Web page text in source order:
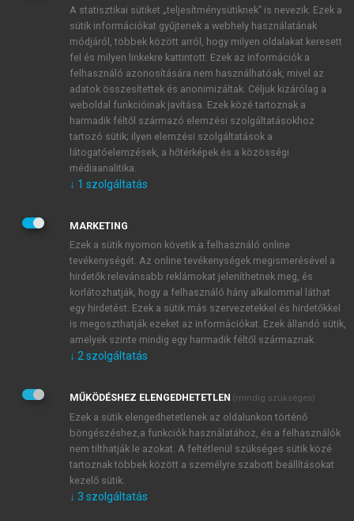
ÚJ FIÓK LÉTREHOZÁSA
1 óra díjmentes hozzáférés
E-MAIL-CÍM
JELSZÓ
JELSZÓ ÚJRA
Kérek értesítést a MeRSZ újdonságairól, akcióiról.
Kérek értesítést az Akadémiai Kiadó Zrt. újdonságairól,
Adatkezelési tájékoztatóbanfoglaltakat tudomásul
veszem és elfogadom.
Általános vásárlási feltételeket, valamint a szotar.netés a
mersz.huoldalak licencszerződéseiben foglaltakat
tudomásul veszem és elfogadom.
KIPRÓBÁLOM
A statisztikai sütiket „teljesítménysütiknek” is nevezik. Ezek a
sütik információkat gyűjtenek a webhely használatának
módjáról, többek között arról, hogy milyen oldalakat keresett
fel és milyen linkekre kattintott. Ezek az információk a
felhasználó azonosítására nem használhatóak, mivel az
adatok összesítettek és anonimizáltak. Céljuk kizárólag a
weboldal funkcióinak javítása. Ezek közé tartoznak a
harmadik féltől származó elemzési szolgáltatásokhoz
tartozó sütik; ilyen elemzési szolgáltatások a
látogatóelemzések, a hőtérképek és a közösségi
médiaanalitika.
↓ 1 szolgáltatás
MARKETING
Ezek a sütik nyomon követik a felhasználó online
tevékenységét. Az online tevékenységek megismerésével a
hirdetők relevánsabb reklámokat jeleníthetnek meg, és
korlátozhatják, hogy a felhasználó hány alkalommal láthat
egy hirdetést. Ezek a sütik más szervezetekkel és hirdetőkkel
is megoszthatják ezeket az információkat. Ezek állandó sütik,
amelyek szinte mindig egy harmadik féltől származnak.
↓ 2 szolgáltatás
MŰKÖDÉSHEZ ELENGEDHETETLEN (mindig szükséges)
Ezek a sütik elengedhetetlenek az oldalunkon történő
böngészéshez,a funkciók használatához, és a felhasználók
nem tilthatják le azokat. A feltétlenül szükséges sütik közé
tartoznak többek között a személyre szabott beállításokat
kezelő sütik.
↓ 3 szolgáltatás